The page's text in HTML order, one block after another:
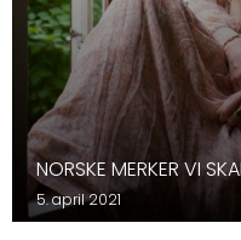
NORSKE MERKER VI
5. april 2021